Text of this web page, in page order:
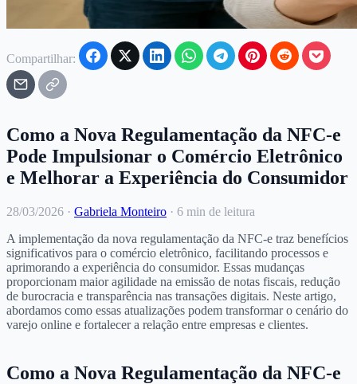
Compartilhar:
Como a Nova Regulamentação da NFC-e
Pode Impulsionar o Comércio Eletrônico
e Melhorar a Experiência do Consumidor
28/03/2026 · Gabriela Monteiro · 6 min de leitura
A implementação da nova regulamentação da NFC-e traz benefícios
significativos para o comércio eletrônico, facilitando processos e
aprimorando a experiência do consumidor. Essas mudanças
proporcionam maior agilidade na emissão de notas fiscais, redução
de burocracia e transparência nas transações digitais. Neste artigo,
abordamos como essas atualizações podem transformar o cenário do
varejo online e fortalecer a relação entre empresas e clientes.
Como a Nova Regulamentação da NFC-e